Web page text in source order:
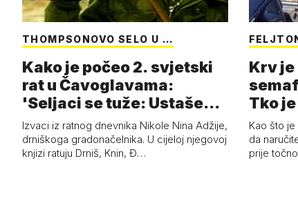
THOMPSONOVO SELO U …
Kako je počeo 2. svjetski
rat u Čavoglavama:
'Seljaci se tuže: Ustaše
nas pljač…
Izvaci iz ratnog dnevnika Nikole Nina Adžije,
drniškoga gradonačelnika. U cijeloj njegovoj
knjizi ratuju Drniš, Knin, Đ…
Krv je
Tko
Kao što je
da
prije